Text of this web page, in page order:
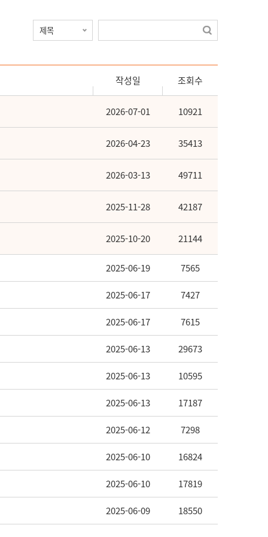
작성일 조회수
2026-07-01 10921
2026-04-23 35413
2026-03-13 49711
2025-11-28 42187
2025-10-20 21144
2025-06-19 7565
2025-06-17 7427
2025-06-17 7615
2025-06-13 29673
2025-06-13 10595
2025-06-13 17187
2025-06-12 7298
2025-06-10 16824
2025-06-10 17819
2025-06-09 18550